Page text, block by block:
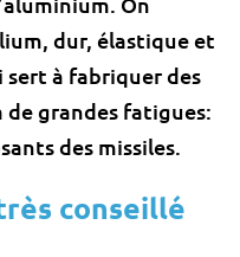
dur, élastique et
à fabriquer des
de grandes fatigues:
des missiles.
conseillé